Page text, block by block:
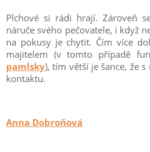
Plchové si rádi hrají. Zároveň
náruče svého pečovatele, i když
na pokusy je chytit. Čím více
majitelem (v tomto případě
pamlsky), tím větší je šance, že
kontaktu.
Anna Dobroňová